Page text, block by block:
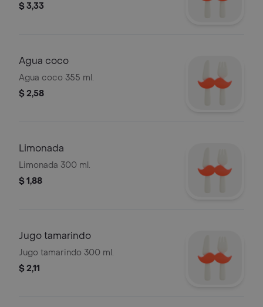
$ 3,33
Agua coco
Agua coco 355 ml.
$ 2,58
Limonada
Limonada 300 ml.
$ 1,88
Jugo tamarindo
Jugo tamarindo 300 ml.
$ 2,11